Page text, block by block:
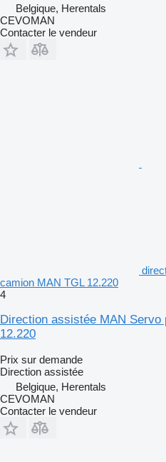
Belgique, Herentals
CEVOMAN
Contacter le vendeur
camion MAN TGL 12.220
4
Direction assistée MAN Servo
12.220
Prix sur demande
Direction assistée
Belgique, Herentals
CEVOMAN
Contacter le vendeur